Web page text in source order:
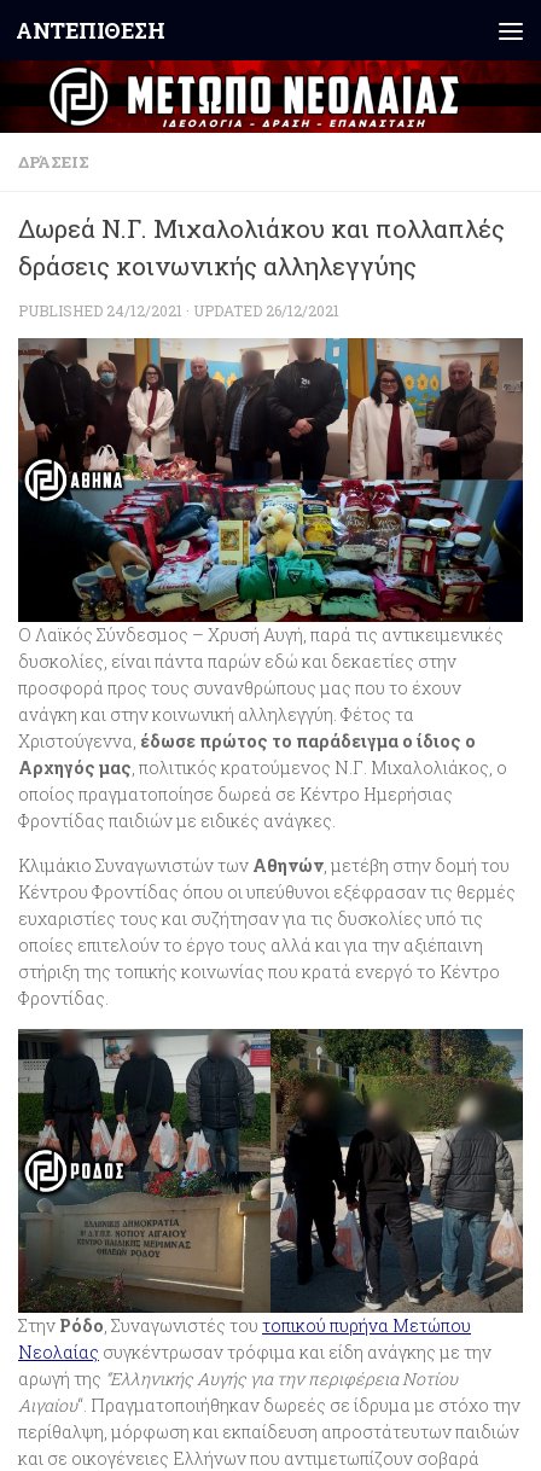
Skip to content
ΑΝΤΕΠΙΘΕΣΗ
ΔΡΆΣΕΙΣ
Δωρεά Ν.Γ. Μιχαλολιάκου και πολλαπλές
δράσεις κοινωνικής αλληλεγγύης
PUBLISHED 24/12/2021 · UPDATED 26/12/2021
Ο Λαϊκός Σύνδεσμος – Χρυσή Αυγή, παρά τις αντικειμενικές
δυσκολίες, είναι πάντα παρών εδώ και δεκαετίες στην
προσφορά προς τους συνανθρώπους μας που το έχουν
ανάγκη και στην κοινωνική αλληλεγγύη. Φέτος τα
Χριστούγεννα, έδωσε πρώτος το παράδειγμα ο ίδιος ο
Αρχηγός μας, πολιτικός κρατούμενος Ν.Γ. Μιχαλολιάκος, ο
οποίος πραγματοποίησε δωρεά σε Κέντρο Ημερήσιας
Φροντίδας παιδιών με ειδικές ανάγκες.
Κλιμάκιο Συναγωνιστών των Αθηνών , μετέβη στην δομή του
Κέντρου Φροντίδας όπου οι υπεύθυνοι εξέφρασαν τις θερμές
ευχαριστίες τους και συζήτησαν για τις δυσκολίες υπό τις
οποίες επιτελούν το έργο τους αλλά και για την αξιέπαινη
στήριξη της τοπικής κοινωνίας που κρατά ενεργό το Κέντρο
Φροντίδας.
Στην Ρόδο , Συναγωνιστές του τοπικού πυρήνα Μετώπου
Νεολαίας συγκέντρωσαν τρόφιμα και είδη ανάγκης με την
αρωγή της “Ελληνικής Αυγής για την περιφέρεια Νοτίου
Αιγαίου“. Πραγματοποιήθηκαν δωρεές σε ίδρυμα με στόχο την
περίθαλψη, μόρφωση και εκπαίδευση απροστάτευτων παιδιών
και σε οικογένειες Ελλήνων που αντιμετωπίζουν σοβαρά